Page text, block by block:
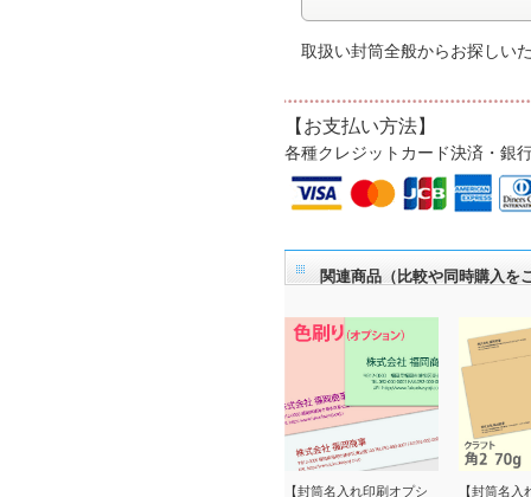
取扱い封筒全般からお探しい
【お支払い方法】
各種クレジットカード決済・銀
関連商品（比較や同時購入を
【封筒名入れ印刷オプシ 【封筒名入